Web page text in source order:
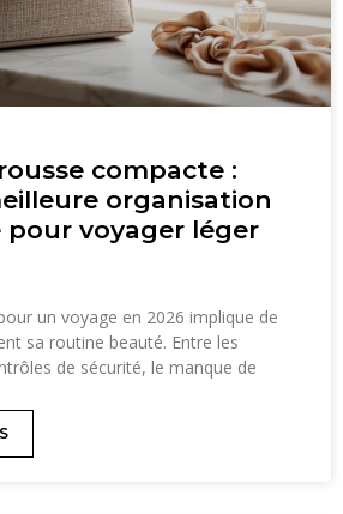
compacte :
organisation
pour voyager léger
un voyage en 2026 implique de
sa routine beauté. Entre les
de sécurité, le manque de